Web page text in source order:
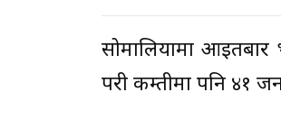
सोमालियामा आइतबार
परी कम्तीमा पनि ४१